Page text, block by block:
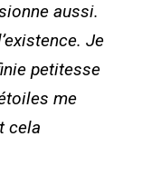
aussi.
Je
petitesse
me
cela